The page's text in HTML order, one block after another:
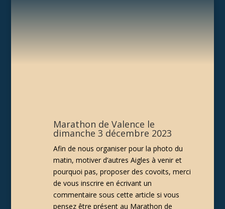
Marathon de Valence le
dimanche 3 décembre 2023
Afin de nous organiser pour la photo du
matin, motiver d’autres Aigles à venir et
pourquoi pas, proposer des covoits, merci
de vous inscrire en écrivant un
commentaire sous cette article si vous
pensez être présent au Marathon de